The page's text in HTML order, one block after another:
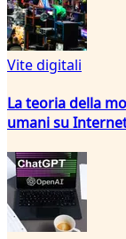
Vite digitali
La teoria della
umani su